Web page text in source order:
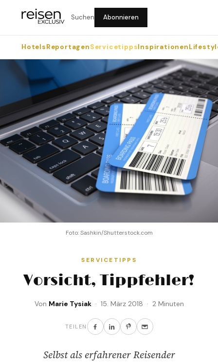
Suchen Abonnieren
HotelsReportagenServicetippsInspirationen
Foto: Sashkin/Shutterstock.com
SERVICETIPPS
Vorsicht, Tippfehler!
Von Marie Tysiak· 15. März 2018 · 2 Minuten
TEILEN
Selbst als erfahrener Reisender